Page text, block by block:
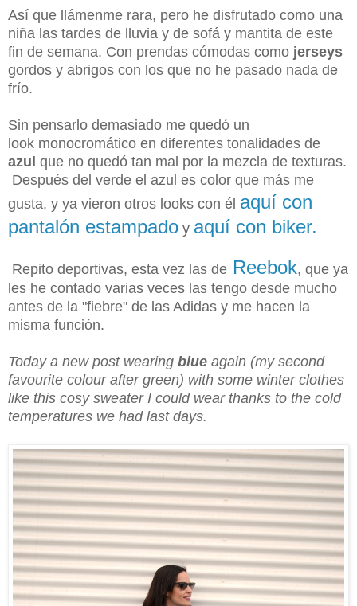
Así que llámenme rara, pero he disfrutado como una
niña las tardes de lluvia y de sofá y mantita de este
fin de semana. Con prendas cómodas como jerseys
gordos y abrigos con los que no he pasado nada de
frío.
Sin pensarlo demasiado me quedó un
look monocromático en diferentes tonalidades de
azul que no quedó tan mal por la mezcla de texturas.
Después del verde el azul es color que más me
gusta, y ya vieron otros looks con él aquí con
pantalón estampado y aquí con biker.
Repito deportivas, esta vez las de Reebok, que ya
les he contado varias veces las tengo desde mucho
antes de la "fiebre" de las Adidas y me hacen la
misma función.
Today a new post wearing blue again (my second
favourite colour after green) with some winter clothes
like this cosy sweater I could wear thanks to the cold
temperatures we had last days.